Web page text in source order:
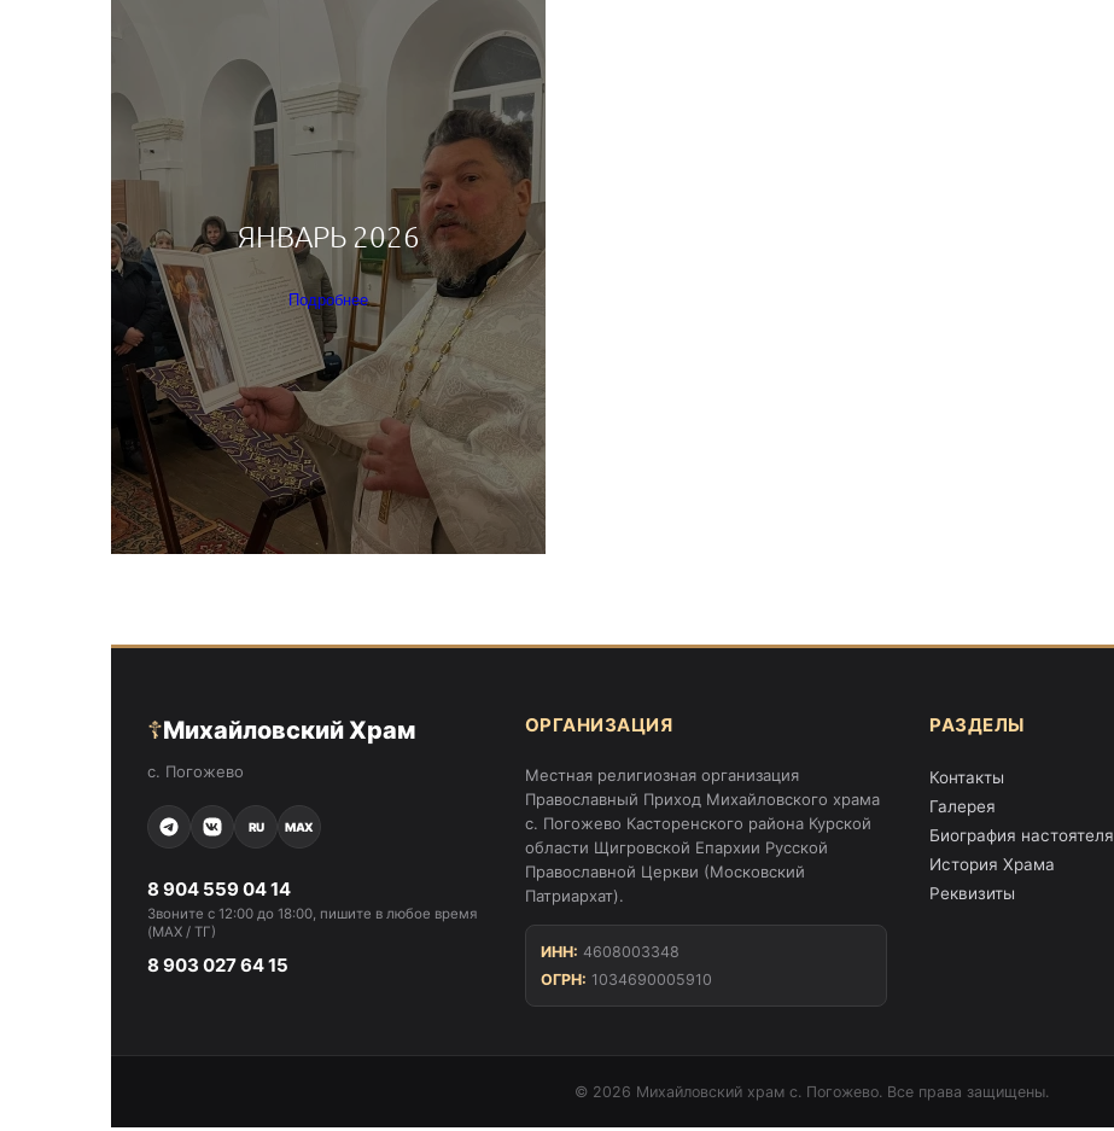
ЯНВАРЬ 2026
Подробнее
☦Михайловский Храм
с. Погожево
RU MAX
8 904 559 04 14
Звоните с 12:00 до 18:00, пишите в любое время
(MAX / ТГ)
8 903 027 64 15
ОРГАНИЗАЦИЯ
Местная религиозная организация
Православный Приход Михайловского храма
с. Погожево Касторенского района Курской
области Щигровской Епархии Русской
Православной Церкви (Московский
Патриархат).
ИНН: 4608003348
ОГРН: 1034690005910
РАЗДЕЛЫ
Контакты
Галерея
Биография настоятеля
История Храма
Реквизиты
© 2026 Михайловский храм с. Погожево. Все права защищены.